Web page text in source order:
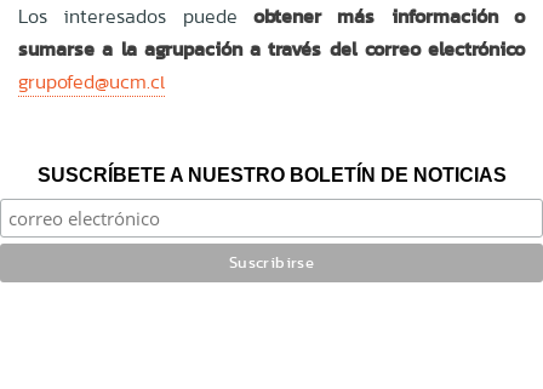
Los interesados puede obtener más información o
sumarse a la agrupación a través del correo electrónico
grupofed@ucm.cl
SUSCRÍBETE A NUESTRO BOLETÍN DE NOTICIAS